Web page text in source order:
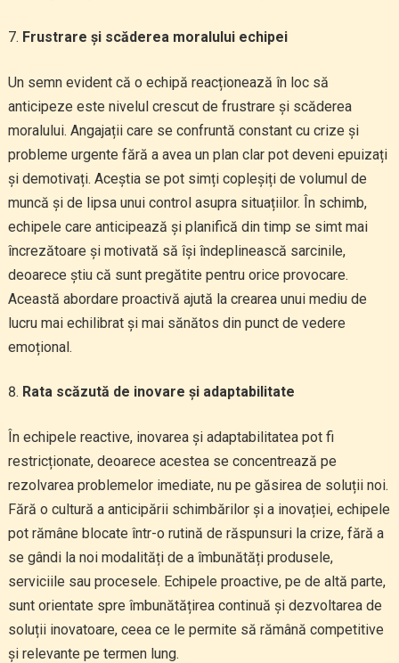
Frustrare și scăderea moralului echipei
Un semn evident că o echipă reacționează în loc să
anticipeze este nivelul crescut de frustrare și scăderea
moralului. Angajații care se confruntă constant cu crize și
probleme urgente fără a avea un plan clar pot deveni epuizați
și demotivați. Aceștia se pot simți copleșiți de volumul de
muncă și de lipsa unui control asupra situațiilor. În schimb,
echipele care anticipează și planifică din timp se simt mai
încrezătoare și motivată să își îndeplinească sarcinile,
deoarece știu că sunt pregătite pentru orice provocare.
Această abordare proactivă ajută la crearea unui mediu de
lucru mai echilibrat și mai sănătos din punct de vedere
emoțional.
Rata scăzută de inovare și adaptabilitate
În echipele reactive, inovarea și adaptabilitatea pot fi
restricționate, deoarece acestea se concentrează pe
rezolvarea problemelor imediate, nu pe găsirea de soluții noi.
Fără o cultură a anticipării schimbărilor și a inovației, echipele
pot rămâne blocate într-o rutină de răspunsuri la crize, fără a
se gândi la noi modalități de a îmbunătăți produsele,
serviciile sau procesele. Echipele proactive, pe de altă parte,
sunt orientate spre îmbunătățirea continuă și dezvoltarea de
soluții inovatoare, ceea ce le permite să rămână competitive
și relevante pe termen lung.